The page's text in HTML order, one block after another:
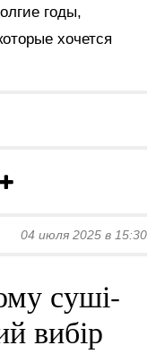
годы,
хочется
04 июля 2025 в 15:30
суші-
вибір